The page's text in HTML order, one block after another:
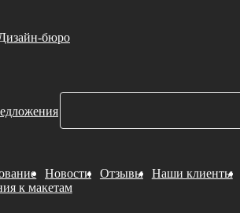
бюро
Новости Отзывы Наши клиенты
к макетам